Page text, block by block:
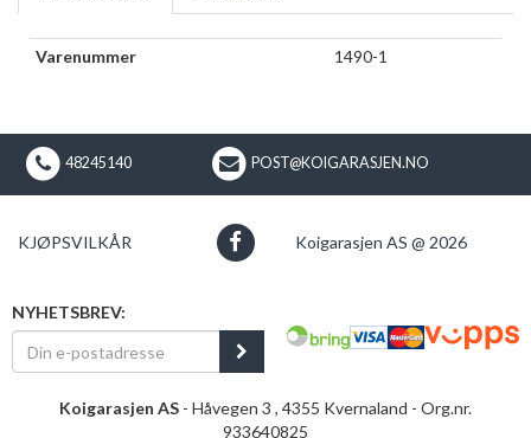
Varenummer 1490-1
48245140 POST@KOIGARASJEN.NO
KJØPSVILKÅR Koigarasjen AS @ 2026
NYHETSBREV:
Koigarasjen AS - Håvegen 3 , 4355 Kvernaland - Org.nr.
933640825